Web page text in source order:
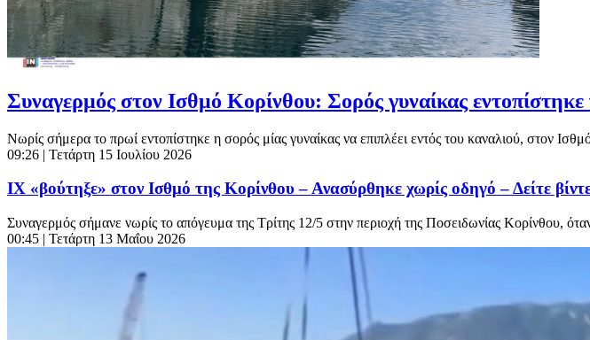
Συναγερμός στον Ισθμό Κορίνθου: Σορός γυναίκας εντοπίστηκε
Νωρίς σήμερα το πρωί εντοπίστηκε η σορός μίας γυναίκας να επιπλέει εντός του καναλιού, στον
09:26 | Τετάρτη 15 Ιουλίου 2026
ΙΧ «βούτηξε» στον Ισθμό της Κορίνθου – Ανασύρθηκε χωρίς οδηγό – Δείτε
Συναγερμός σήμανε νωρίς το απόγευμα της Τρίτης 12/5 στην περιοχή της Ποσειδωνίας Κορίνθου,
00:45 | Τετάρτη 13 Μαΐου 2026